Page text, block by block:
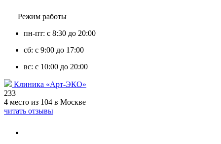
Режим работы
пн-пт: с 8:30 до 20:00
сб: с 9:00 до 17:00
вс: с 10:00 до 20:00
Клиника «Арт-ЭКО»
233
4 место из 104 в Москве
читать отзывы